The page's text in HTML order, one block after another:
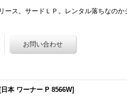
ース。サードＬＰ。レンタル落ちなのか
[日本 ワーナー P 8566W]